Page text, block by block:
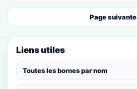
Page suivante
Liens utiles
Toutes les bornes par nom